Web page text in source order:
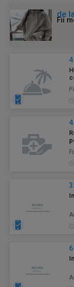
de
Fii